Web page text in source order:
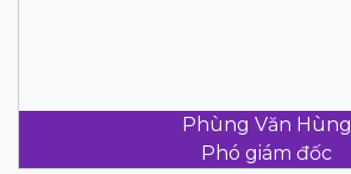
Phùng Văn Hùng
Phó giám đốc